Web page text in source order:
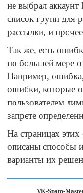
не выбрал аккаунт
список групп для
рассылки, и
Так же, есть
по большей мере
Например, ошибка,
ошибки, которые
пользователем
запрете
На страницах
описаны способы
варианты их
VK-Spam-